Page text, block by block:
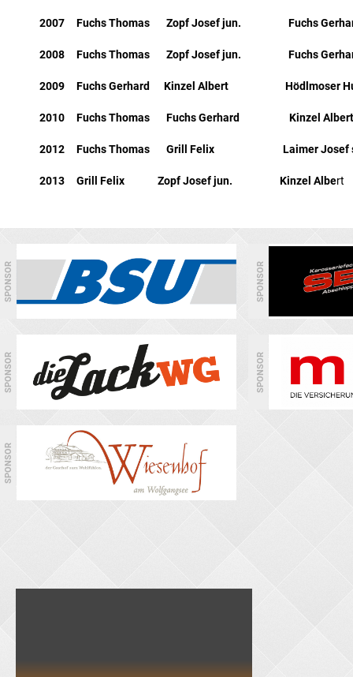
2007 Fuchs Thomas Zopf Josef jun. Fuchs
2008 Fuchs Thomas Zopf Josef jun. Fuchs
2009 Fuchs Gerhard Kinzel Albert Hödlmoser
2010 Fuchs Thomas Fuchs Gerhard Kinzel Albert
2012 Fuchs Thomas Grill Felix Laimer Josef
2013 Grill Felix Zopf Josef jun. Kinzel Albert
SPONSOR SPONSOR
SPONSOR SPONSOR
SPONSOR